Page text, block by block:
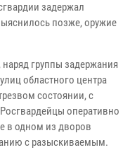
задержал
позже, оружие
группы задержания
областного центра
состоянии, с
оперативно
в одном из дворов
с разыскиваемым.